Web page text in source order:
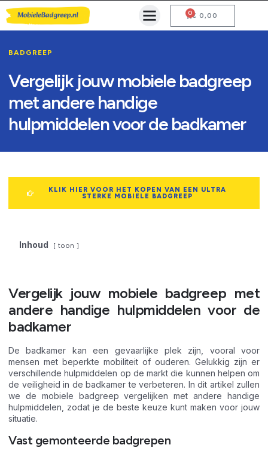
€ 0,00
0
BADGREEP
Vergelijk jouw mobiele badgreep
met andere handige
hulpmiddelen voor de badkamer
KLIK HIER VOOR HET KOPEN VAN EEN ULTRA
STERKE MOBIELE BADGREEP
Inhoud toon
Vergelijk jouw mobiele badgreep met
andere handige hulpmiddelen voor de
badkamer
De badkamer kan een gevaarlijke plek zijn, vooral voor
mensen met beperkte mobiliteit of ouderen. Gelukkig zijn er
verschillende hulpmiddelen op de markt die kunnen helpen om
de veiligheid in de badkamer te verbeteren. In dit artikel zullen
we de mobiele badgreep vergelijken met andere handige
hulpmiddelen, zodat je de beste keuze kunt maken voor jouw
situatie.
Vast gemonteerde badgrepen